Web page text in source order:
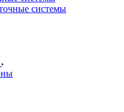
системы